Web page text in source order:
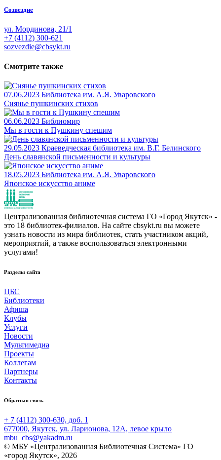
Созвездие
ул. Мординова, 21/1
+7 (4112) 300-621
sozvezdie@cbsykt.ru
Смотрите также
07.06.2023 Библиотека им. А.Я. Уваровского
Сиянье пушкинских стихов
06.06.2023 Библиомир
Мы в гости к Пушкину спешим
29.05.2023 Краеведческая библиотека им. В.Г. Белинского
День славянской письменности и культуры
18.05.2023 Библиотека им. А.Я. Уваровского
Японское искусство аниме
Централизованная библиотечная система ГО «Город Якутск» -
это 18 библиотек-филиалов. На сайте cbsykt.ru вы можете
узнать новости из мира библиотек, стать участником акций,
мероприятий, а также воспользоваться электронными
услугами!
Разделы сайта
ЦБС
Библиотеки
Афиша
Клубы
Услуги
Новости
Мультимедиа
Проекты
Коллегам
Партнеры
Контакты
Обратная связь
+ 7 (4112) 300-630, доб. 1
677000, Якутск, ул. Ларионова, 12А, левое крыло
mbu_cbs@yakadm.ru
© МБУ «Централизованная Библиотечная Система» ГО
«город Якутск», 2026